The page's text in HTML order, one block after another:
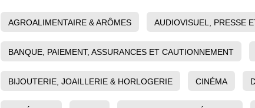
AGROALIMENTAIRE & ARÔMES AUDIOVISUEL, PRESSE
BANQUE, PAIEMENT, ASSURANCES ET CAUTIONNEMENT
BIJOUTERIE, JOAILLERIE & HORLOGERIE CINÉMA